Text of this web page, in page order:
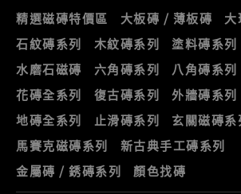
精選磁磚特價區 大板磚 / 薄板磚
大
石紋磚系列
木紋磚系列 塗料磚系列
水磨石磁磚
六角磚系列 八角磚系列
花磚全系列
復古磚系列 外牆磚系列
地磚全系列
止滑磚系列
玄關磁磚系
馬賽克磁磚系列
新古典手工磚系列
金屬磚 / 銹磚系列
顏色找磚